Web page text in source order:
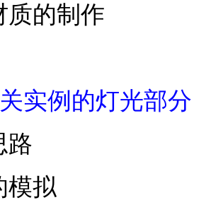
质的制作
实例的灯光部分
路
模拟